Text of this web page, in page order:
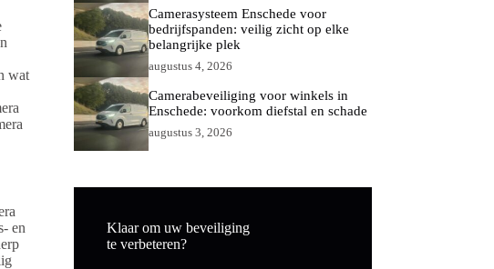
wat
en
Camerasysteem Enschede voor
bedrijfspanden: veilig zicht op elke
belangrijke plek
augustus 4, 2026
Camerabeveiliging voor winkels in
Enschede: voorkom diefstal en schade
augustus 3, 2026
Klaar om uw beveiliging
te verbeteren?